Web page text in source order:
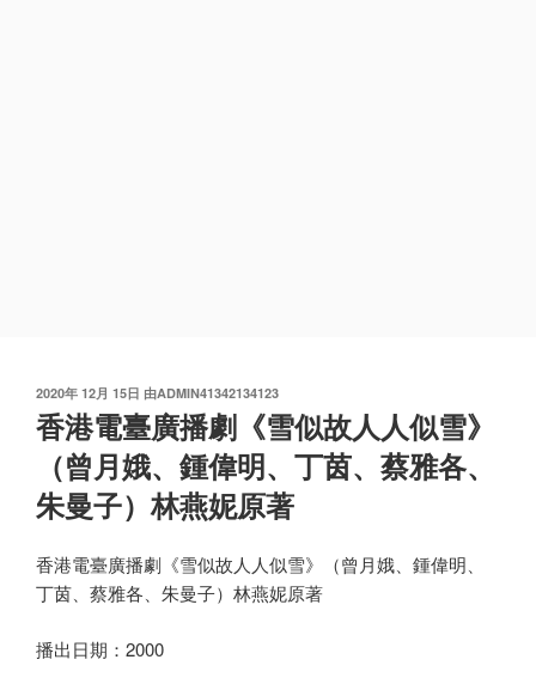
发
布
于
2020年 12月 15日 由ADMIN41342134123
香港電臺廣播劇《雪似故人人似雪》
（曾月娥、鍾偉明、丁茵、蔡雅各、
朱曼子）林燕妮原著
香港電臺廣播劇《雪似故人人似雪》（曾月娥、鍾偉明、
丁茵、蔡雅各、朱曼子）林燕妮原著
播出日期：2000